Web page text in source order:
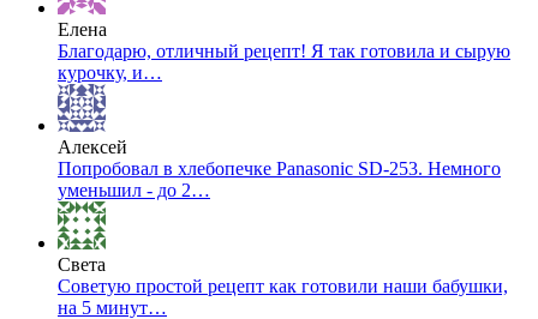
Елена
Благодарю, отличный рецепт! Я так готовила и сырую
курочку, и…
Алексей
Попробовал в хлебопечке Panasonic SD-253. Немного
уменьшил - до 2…
Света
Советую простой рецепт как готовили наши бабушки,
на 5 минут…